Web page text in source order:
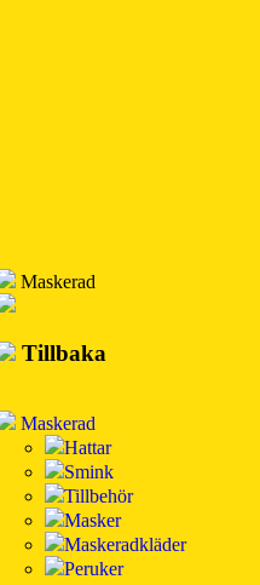
Maskerad
Tillbaka
Maskerad
Hattar
Smink
Tillbehör
Masker
Maskeradkläder
Peruker